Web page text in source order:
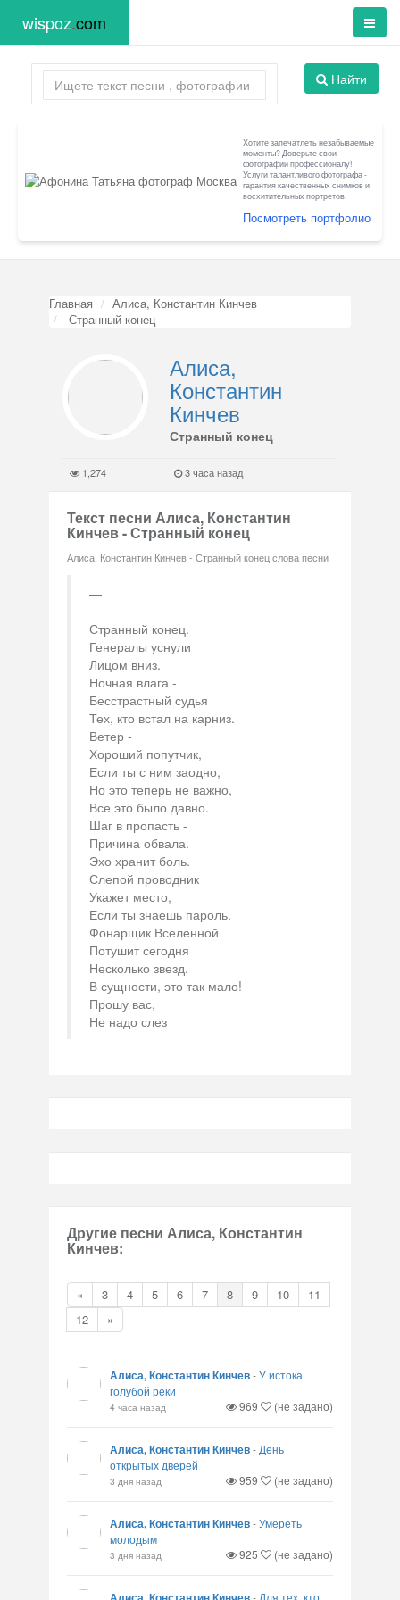
wispoz.com
Найти
Хотите запечатлеть незабываемые
моменты? Доверьте свои
фотографии профессионалу!
Услуги талантливого фотографа -
гарантия качественных снимков и
восхитительных портретов.
Посмотреть портфолио
Главная
Алиса, Константин Кинчев
Странный конец
Алиса,
Константин
Кинчев
Странный конец
1,274 3 часа назад
Текст песни Алиса, Константин
Кинчев - Странный конец
Алиса, Константин Кинчев - Странный конец слова песни
Странный конец.
Генералы уснули
Лицом вниз.
Ночная влага -
Бесстрастный судья
Тех, кто встал на карниз.
Ветер -
Хороший попутчик,
Если ты с ним заодно,
Но это теперь не важно,
Все это было давно.
Шаг в пропасть -
Причина обвала.
Эхо хранит боль.
Слепой проводник
Укажет место,
Если ты знаешь пароль.
Фонарщик Вселенной
Потушит сегодня
Несколько звезд.
В сущности, это так мало!
Прошу вас,
Не надо слез
Другие песни Алиса, Константин
Кинчев:
« 3 4 5 6 7 8 9 10
11
12
»
Алиса, Константин Кинчев-У истока
голубой реки
4 часа назад 969 (не задано)
Алиса, Константин Кинчев- День
открытых дверей
3 дня назад 959 (не задано)
Алиса, Константин Кинчев-Умереть
молодым
3 дня назад 925 (не задано)
- Для тех, кто